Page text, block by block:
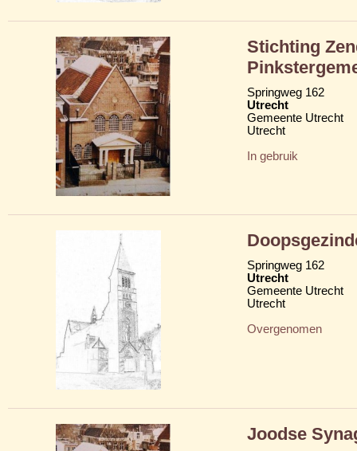
Stichting
Springweg 162
Utrecht
Gemeente Utrecht
Utrecht
In gebruik
Springweg 162
Utrecht
Gemeente Utrecht
Utrecht
Overgenomen
Joodse